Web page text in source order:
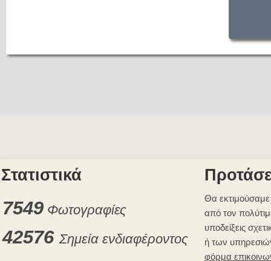
Στατιστικά
7549 Φωτογραφίες
42576 Σημεία ενδιαφέροντος
Θα εκτιμούσαμε
από τον
υποδείξεις
ή των
φόρμα